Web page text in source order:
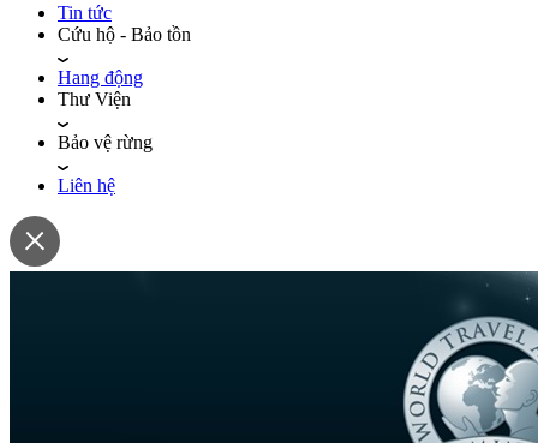
Tin tức
Cứu hộ - Bảo tồn
Hang động
Thư Viện
Bảo vệ rừng
Liên hệ